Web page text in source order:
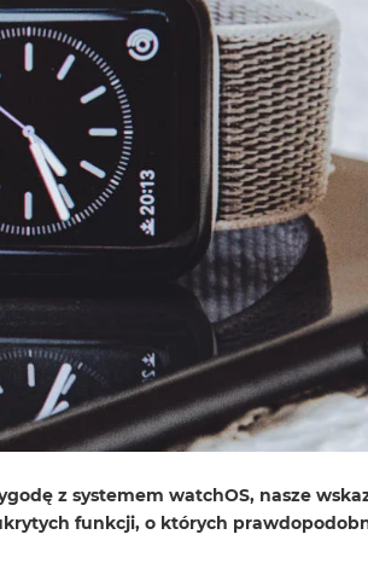
z systemem watchOS, nasze
funkcji, o których